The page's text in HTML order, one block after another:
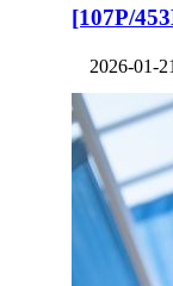
[107P/
2026-01-21